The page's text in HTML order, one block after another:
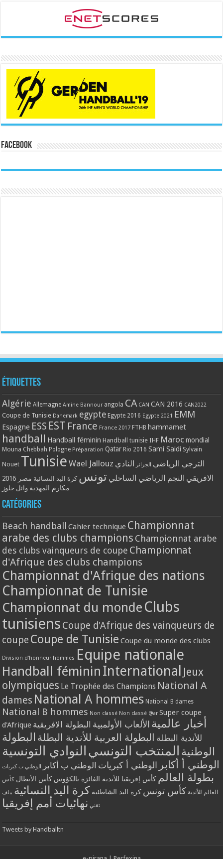
Facebook
Étiquettes
Algérie Allemagne Amine Bannour angola CA CAN CAN 2016 CAN2022
Coupe de Tunisie Danemark egypte Egypte 2016 Egypte 2021 EMM
Espagne ESS EST France France 2017 FTHB hammamet
handball Handball féminin Handball tunisie IHF Maroc mondial
Mouna Chebbah Pologne Préparation Qatar Rio 2016 Sami Saidi Sylvain
Nouet Tunisie Wael Jallouz الترجي الرياضي الجزائر
النادي
الافريقي النجم الرياضي الساحلي تونس كرة اليد النسائية مصر 2016
مكارم المهدية وائل جلوز
Catégories
Beach handball Cahier technique Championnat
arabe des clubs champions Championnat arabe
des clubs vainqueurs de coupe Championnat
d'Afrique des clubs champions
Championnat d'Afrique des nations
Championnat de Tunisie
Championnat du monde Clubs
tunisiens Coupe d'Afrique des vainqueurs de
coupe Coupe de Tunisie Coupe du monde des clubs
Division d'honneur hommes Equipe nationale
Handball féminin International
Jeux
olympiques Le Trophée des Champions National A
dames National A hommes National B dames
National B hommes Non classé Non classé @ar Super coupe
d'Afrique
أخبار عالمية الألعاب الأولمبية البطولة الافريقية
للأندية البطلة البطولة العربية للأندية البطلة البطولة
الوطنية المنتخب التونسي النوادي التونسية
الوطني أ أكابر الوطني أ كبريات الوطني ب أكابر الوطني ب كبريات
بطولة العالم كأس إفريقيا للأندية الفائزة بالكؤوس كأس الأبطال كأس
العالم للأندية كأس تونس كرة اليد الشاطئية كرة اليد النسائية ملف
تقني نهائيات أمم إفريقيا
Tweets by Handballtn